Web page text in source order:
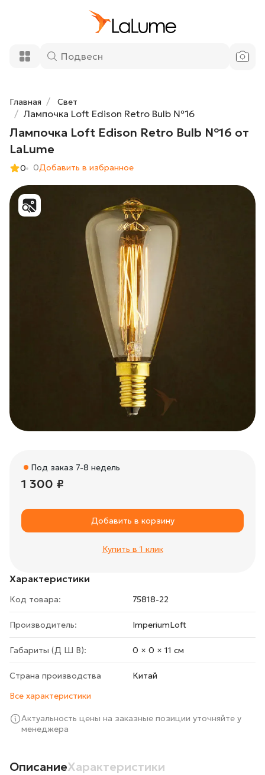
Главная Свет
Лампочка Loft Edison Retro Bulb №16
Лампочка Loft Edison Retro Bulb №16 от
LaLume
0 0Добавить в избранное
Характеристики
Код товара: 75818-22
Производитель: ImperiumLoft
Габариты (Д Ш В): 0 × 0 × 11 cм
Страна производства
Китай
Все характеристики
Актуальность цены на заказные позиции уточняйте у
менеджера
Под заказ 7-8 недель
1 300 ₽
Добавить в корзину
Купить в 1 клик
ОписаниеХарактеристики